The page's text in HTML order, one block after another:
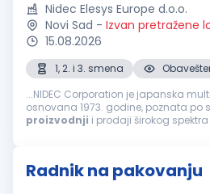
Nidec Elesys Europe d.o.o.
Novi Sad - Izvan pretražene
15.08.2026
1, 2. i 3. smena
...NIDEC Corporation je japanska
osnovana 1973. godine, poznata po
proizvodnji i prodaji širokog
Radnik na pakovanju